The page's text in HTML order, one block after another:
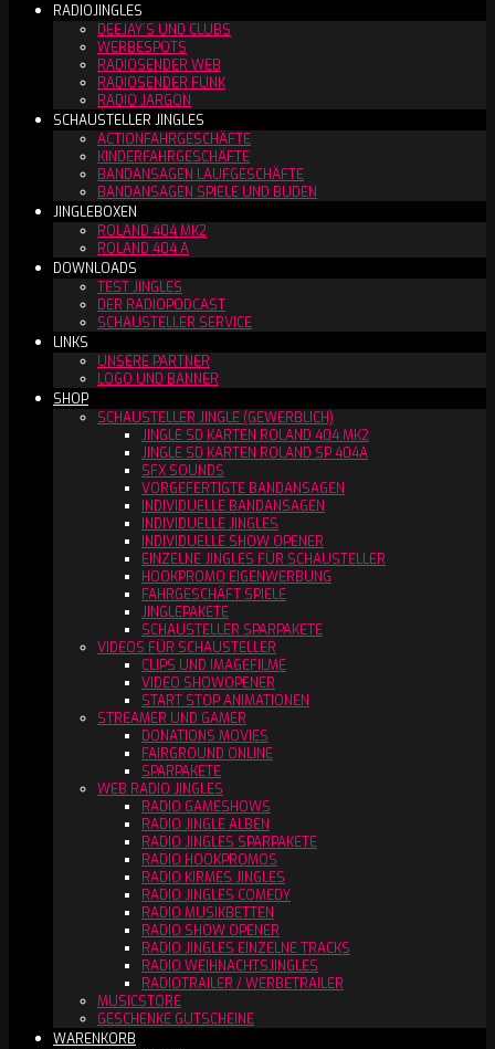
RADIOJINGLES
DEEJAY´S UND CLUBS
WERBESPOTS
RADIOSENDER WEB
RADIOSENDER FUNK
RADIO JARGON
SCHAUSTELLER JINGLES
ACTIONFAHRGESCHÄFTE
KINDERFAHRGESCHÄFTE
BANDANSAGEN LAUFGESCHÄFTE
BANDANSAGEN SPIELE UND BUDEN
JINGLEBOXEN
ROLAND 404 MK2
ROLAND 404 A
DOWNLOADS
TEST JINGLES
DER RADIOPODCAST
SCHAUSTELLER SERVICE
LINKS
UNSERE PARTNER
LOGO UND BANNER
SHOP
SCHAUSTELLER JINGLE (GEWERBLICH)
JINGLE SD KARTEN ROLAND 404 MK2
JINGLE SD KARTEN ROLAND SP 404A
SFX SOUNDS
VORGEFERTIGTE BANDANSAGEN
INDIVIDUELLE BANDANSAGEN
INDIVIDUELLE JINGLES
INDIVIDUELLE SHOW OPENER
EINZELNE JINGLES FÜR SCHAUSTELLER
HOOKPROMO EIGENWERBUNG
FAHRGESCHÄFT SPIELE
JINGLEPAKETE
SCHAUSTELLER SPARPAKETE
VIDEOS FÜR SCHAUSTELLER
CLIPS UND IMAGEFILME
VIDEO SHOWOPENER
START STOP ANIMATIONEN
STREAMER UND GAMER
DONATIONS MOVIES
FAIRGROUND ONLINE
SPARPAKETE
WEB RADIO JINGLES
RADIO GAMESHOWS
RADIO JINGLE ALBEN
RADIO JINGLES SPARPAKETE
RADIO HOOKPROMOS
RADIO KIRMES JINGLES
RADIO JINGLES COMEDY
RADIO MUSIKBETTEN
RADIO SHOW OPENER
RADIO JINGLES EINZELNE TRACKS
RADIO WEIHNACHTSJINGLES
RADIOTRAILER / WERBETRAILER
MUSICSTORE
GESCHENKE GUTSCHEINE
WARENKORB